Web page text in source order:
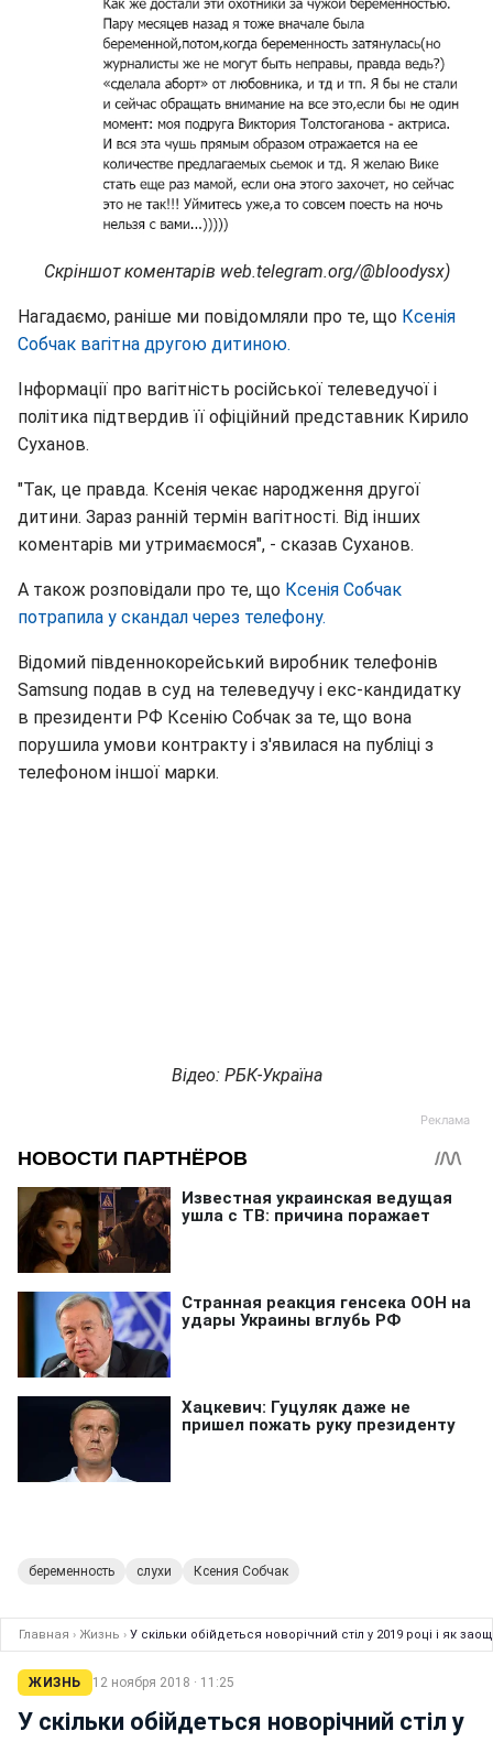
Скріншот коментарів web.telegram.org/@bloodysx)
Нагадаємо, раніше ми повідомляли про те, що Ксенія
Собчак вагітна другою дитиною.
Інформації про вагітність російської телеведучої і
політика підтвердив її офіційний представник Кирило
Суханов.
"Так, це правда. Ксенія чекає народження другої
дитини. Зараз ранній термін вагітності. Від інших
коментарів ми утримаємося", - сказав Суханов.
А також розповідали про те, що Ксенія Собчак
потрапила у скандал через телефону.
Відомий південнокорейський виробник телефонів
Samsung подав в суд на телеведучу і екс-кандидатку
в президенти РФ Ксенію Собчак за те, що вона
порушила умови контракту і з'явилася на публіці з
телефоном іншої марки.
Відео: РБК-Україна
беременность слухи Ксения Собчак
Главная › Жизнь › У скільки обійдеться новорічний стіл у 2019 році і як
ЖИЗНЬ 12 ноября 2018 · 11:25
У скільки обійдеться новорічний стіл у